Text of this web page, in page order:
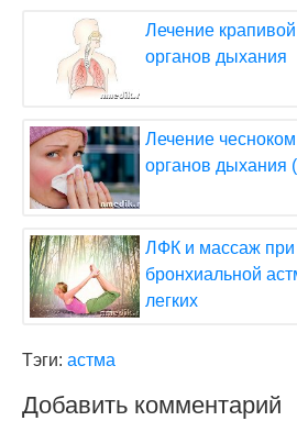
Лечение
органов дыхания
Лечение
органов дыхания
ЛФК и массаж при
бронхиальной
легких
Тэги: астма
Добавить комментарий